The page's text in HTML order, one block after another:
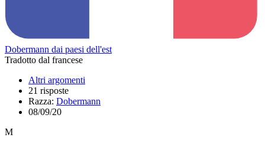
Dobermann dai paesi dell'est
Tradotto dal francese
Altri argomenti
21 risposte
Razza: Dobermann
08/09/20
M